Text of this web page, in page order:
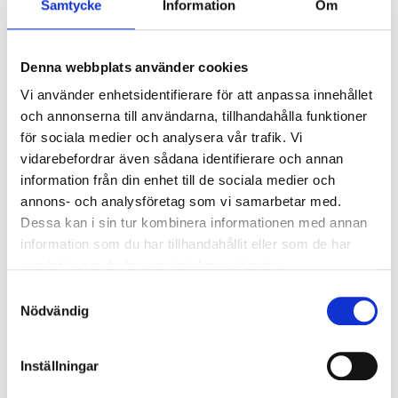
Samtycke Information Om
Denna webbplats använder cookies
Vi använder enhetsidentifierare för att anpassa innehållet
och annonserna till användarna, tillhandahålla funktioner
för sociala medier och analysera vår trafik. Vi
vidarebefordrar även sådana identifierare och annan
information från din enhet till de sociala medier och
annons- och analysföretag som vi samarbetar med.
Dessa kan i sin tur kombinera informationen med annan
information som du har tillhandahållit eller som de har
Nödvändig
Inställningar
Ljusstyrning
Sensor:
Mikrovågssensor (trådlös
master)
Nödljus
Nödljus: Nej
Anslutning
Överkopplingsplint 5x2x2,5mm² i armaturens